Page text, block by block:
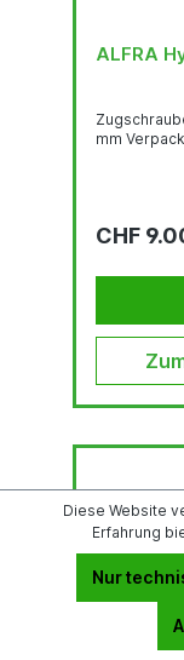
ALFRA
mm
CHF
Diese Website
Erfahrung
Nur